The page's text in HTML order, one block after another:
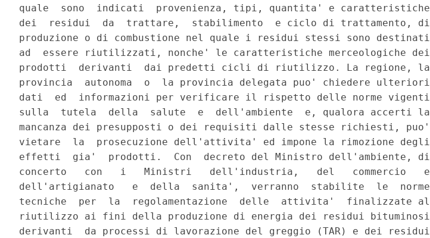
quale  sono  indicati  provenienza, tipi, quantita' e caratteristiche
dei  residui  da  trattare,  stabilimento  e ciclo di trattamento, di
produzione o di combustione nel quale i residui stessi sono destinati
ad  essere riutilizzati, nonche' le caratteristiche merceologiche dei
prodotti  derivanti  dai predetti cicli di riutilizzo. La regione, la
provincia  autonoma  o  la provincia delegata puo' chiedere ulteriori
dati  ed  informazioni per verificare il rispetto delle norme vigenti
sulla  tutela  della  salute  e  dell'ambiente  e, qualora accerti la
mancanza dei presupposti o dei requisiti dalle stesse richiesti, puo'
vietare  la  prosecuzione dell'attivita' ed impone la rimozione degli
effetti  gia'  prodotti.  Con  decreto del Ministro dell'ambiente, di
concerto   con   i   Ministri   dell'industria,   del   commercio   e
dell'artigianato   e  della  sanita',  verranno  stabilite  le  norme
tecniche  per  la  regolamentazione  delle  attivita'  finalizzate al
riutilizzo ai fini della produzione di energia dei residui bituminosi
derivanti  da processi di lavorazione del greggio (TAR) e dei residui